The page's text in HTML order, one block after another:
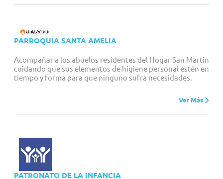
PARROQUIA SANTA AMELIA
Acompañar a los abuelos residentes del Hogar San Martín
cuidando que sus elementos de higiene personal estén en
tiempo y forma para que ninguno sufra necesidades.
Ver Más
PATRONATO DE LA INFANCIA